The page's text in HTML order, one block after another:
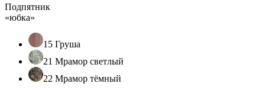
Подпятник
«юбка»
15 Груша
21 Мрамор светлый
22 Мрамор тёмный